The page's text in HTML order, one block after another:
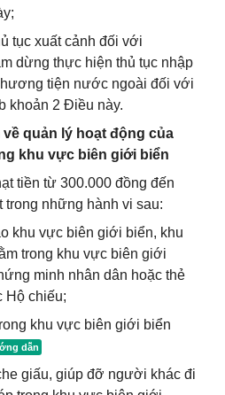
tục xuất cảnh đối với
dừng thực hiện thủ tục nhập
tiện nước ngoài đối với
khoản 2 Điều này.
quản lý hoạt động của
khu vực biên giới biển
tiền từ 300.000 đồng đến
những hành vi sau:
khu vực biên giới biển, khu
trong khu vực biên giới
minh nhân dân hoặc thẻ
Hộ chiếu;
khu vực biên giới biển
giấu, giúp đỡ người khác đi